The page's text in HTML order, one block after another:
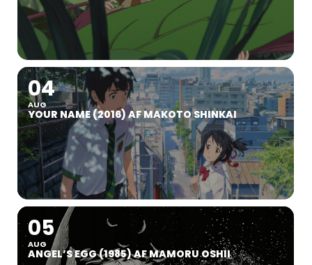
04
AUG
YOUR NAME (2016) AF MAKOTO SHINKAI
05
AUG
ANGEL’S EGG (1985) AF MAMORU OSHII